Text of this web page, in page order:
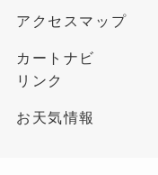
アクセスマップ
カートナビ
リンク
お天気情報